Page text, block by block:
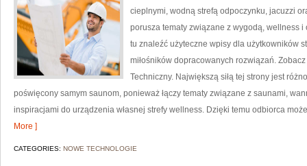
cieplnymi, wodną strefą odpoczynku, jacuzzi
porusza tematy związane z wygodą, wellness
tu znaleźć użyteczne wpisy dla użytkowników
miłośników dopracowanych rozwiązań.
Techniczny. Największą siłą tej strony jest
poświęcony samym saunom, ponieważ łączy tematy związane z saunami,
inspiracjami do urządzenia własnej strefy wellness. Dzięki temu odbiorca
More ]
CATEGORIES: NOWE TECHNOLOGIE